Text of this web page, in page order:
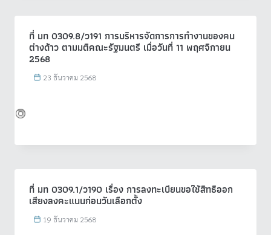
ที่ มท 0309.8/ว191 การบริหารจัดการการทำงานของคน
ต่างด้าว ตามมติคณะรัฐมนตรี เมื่อวันที่ 11 พฤศจิกายน
2568
23 ธันวาคม 2568
ที่ มท 0309.1/ว190 เรื่อง การลงทะเบียนขอใช้สิทธิออก
เสียงลงคะแนนก่อนวันเลือกตั้ง
19 ธันวาคม 2568